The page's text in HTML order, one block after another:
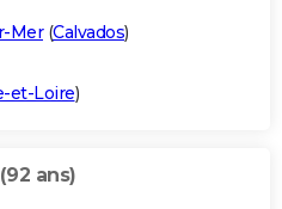
Mer(Calvados)
et-Loire)
(92 ans)